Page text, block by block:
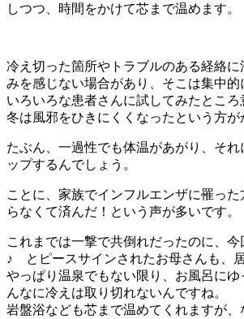
しつつ、時間をかけて芯まで温めます。
冷え切った箇所やトラブルのある経絡
みを感じない場合があり、そこは集中的
いろいろな患者さんに試してみたとこ
冬は風邪をひきにくくなったという方が
たぶん、一過性でも体温があがり、そ
ップするんでしょう。
ことに、家族でインフルエンザに罹っ
らなくて済んだ！という声が多いです。
これまでは一撃で共倒れだったのに、今
♪ とピースサインされたお母さんも、居
やっぱり温泉でもない限り、お風呂に
んなに冷えは取り切れないんですね。
岩盤浴なども芯まで温めてくれますが